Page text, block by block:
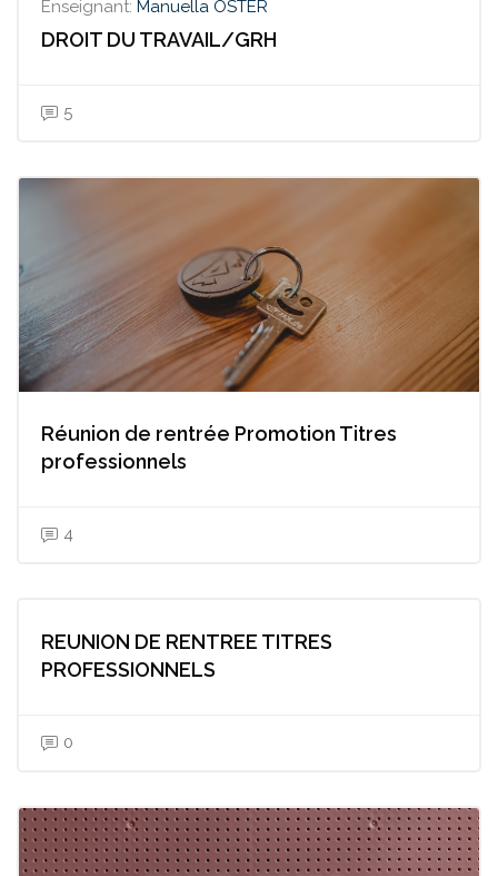
Enseignant: Manuella OSTER
DROIT DU TRAVAIL/GRH
5
Réunion de rentrée Promotion Titres
professionnels
4
REUNION DE RENTREE TITRES
PROFESSIONNELS
0